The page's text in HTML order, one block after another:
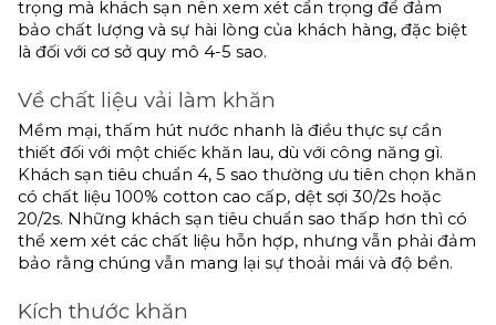
trọng mà khách sạn nên xem xét cẩn trọng để đảm
bảo chất lượng và sự hài lòng của khách hàng, đặc biệt
là đối với cơ sở quy mô 4-5 sao.
Về chất liệu vải làm khăn
Mềm mại, thấm hút nước nhanh là điều thực sự cần
thiết đối với một chiếc khăn lau, dù với công năng gì.
Khách sạn tiêu chuẩn 4, 5 sao thường ưu tiên chọn khăn
có chất liệu 100% cotton cao cấp, dệt sợi 30/2s hoặc
20/2s. Những khách sạn tiêu chuẩn sao thấp hơn thì có
thể xem xét các chất liệu hỗn hợp, nhưng vẫn phải đảm
bảo rằng chúng vẫn mang lại sự thoải mái và độ bền.
Kích thước khăn